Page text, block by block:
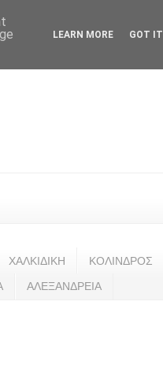
ΧΑΛΚΙΔΙΚΗ ΚΟΛΙΝΔΡΟΣ
ΑΛΕΞΑΝΔΡΕΙΑ
LEARN MORE GOT IT